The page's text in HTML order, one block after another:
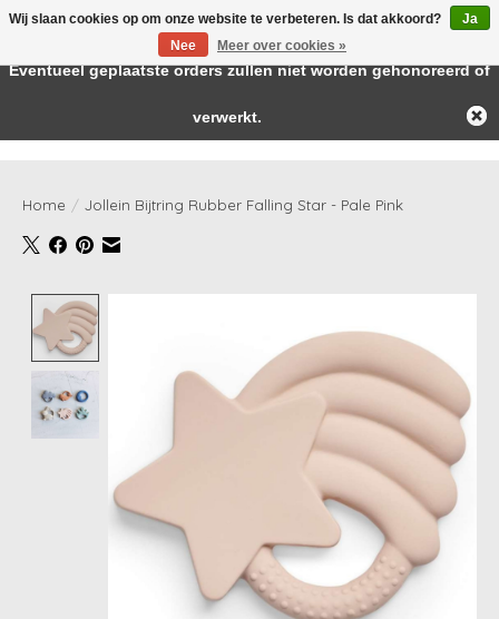
Home / Jollein Bijtring Rubber Falling Star - Pale Pink
Wij slaan cookies op om onze website te verbeteren. Is dat akkoord?
Ja
Nee
Meer over cookies »
← Keer terug naar de backofficeDeze winkel is in aanbouw.
Eventueel geplaatste orders zullen niet worden gehonoreerd of
verwerkt.